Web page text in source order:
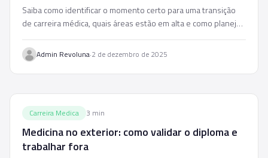
Saiba como identificar o momento certo para uma transição
de carreira médica, quais áreas estão em alta e como planejar
Admin Revoluna·2 de dezembro de 2025
Carreira Medica 3 min
Medicina no exterior: como validar o diploma e
trabalhar fora